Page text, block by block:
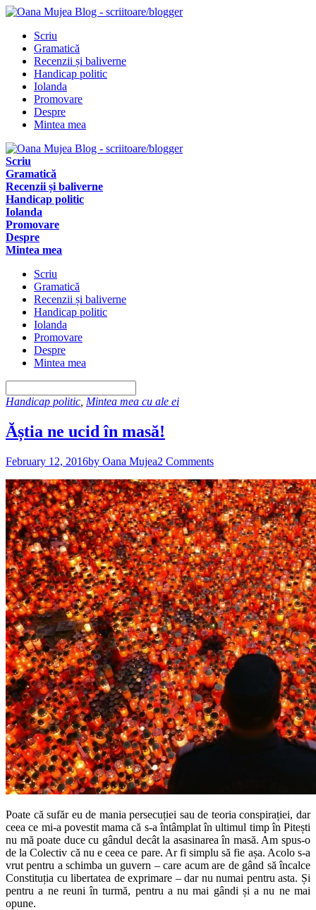
Scriu
Gramatică
Recenzii și baliverne
Handicap politic
Iolanda
Promovare
Despre
Mintea mea
Scriu
Gramatică
Recenzii și baliverne
Handicap politic
Iolanda
Promovare
Despre
Mintea mea
Scriu
Gramatică
Recenzii și baliverne
Handicap politic
Iolanda
Promovare
Despre
Mintea mea
Handicap politic Mintea mea cu ale ei
Ăștia ne ucid în masă!
February 12, 2016by Oana Mujea2 Comments
Poate că sufăr eu de mania persecuției sau de teoria conspirației, dar
ceea ce mi-a povestit mama că s-a întâmplat în ultimul timp în Pitești
nu mă poate duce cu gândul decât la asasinarea în masă. Am spus-o
de la Colectiv că nu e ceea ce pare. Ar fi simplu să fie așa. Acolo s-a
vrut pentru a schimba un guvern – care acum are de gând să încalce
Constituția cu libertatea de exprimare – dar nu numai pentru asta. Și
pentru a ne reuni în turmă, pentru a nu mai gândi și a nu ne mai
opune.